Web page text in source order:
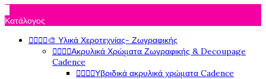
Κατάλογος
🎨 Υλικά Χεροτεχνίας- Ζωγραφικής
Ακρυλικά Χρώματα Ζωγραφικής & Decoupage
Cadence
Υβριδικά ακρυλικά χρώματα Cadence